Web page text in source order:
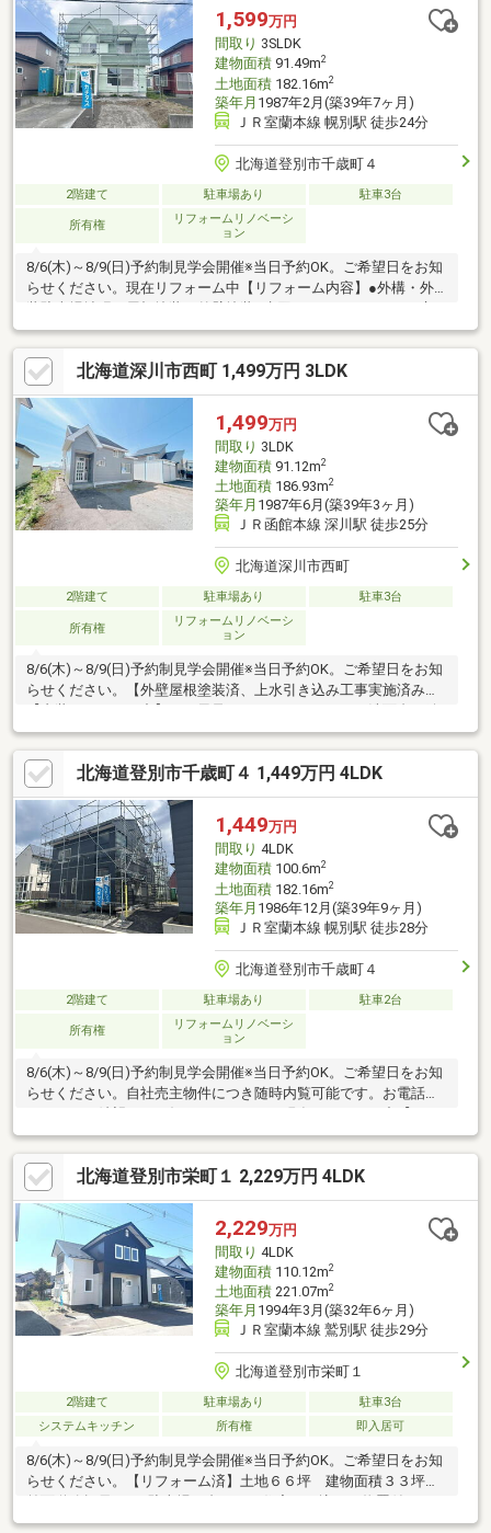
す。・雨漏り、構造上主要な部分の欠陥や・腐食、給排水管の故
障や漏水についてお引渡しより２年間保証。・返済額
1,599万円
間取り 3SLDK
建物面積91.49m2
土地面積182.16m2
築年月 1987年2月(築39年7ヶ月)
ＪＲ室蘭本線 幌別駅 徒歩24分
北海道登別市千歳町４
2階建て 駐車場あり 駐車3台
所有権
リフォームリノベーシ
ョン
8/6(木)～8/9(日)予約制見学会開催※当日予約OK。ご希望日をお知
らせください。現在リフォーム中【リフォーム内容】●外構・外
換、ユニットバス交換、トイレ交換、洗面化粧台交換●内装間取
変更、玄関扉交換、室内ドア交換、床材上張り、シューズボック
ス交換、クロス張替え、畳表替え、障子・襖張替え●その他設備
給湯器交換、インターホン設置、火災警報器設置、照明器具交換
【おすすめポイント】・本物件は条件により住宅ローン減税が適
用されます。・雨漏り、構造上主要な部分の欠陥や・腐食、給排
水管の故障や漏
北海道深川市西町 1,499万円 3LDK
1,499万円
間取り 3LDK
建物面積91.12m2
土地面積186.93m2
築年月 1987年6月(築39年3ヶ月)
ＪＲ函館本線 深川駅 徒歩25分
北海道深川市西町
2階建て 駐車場あり 駐車3台
所有権
リフォームリノベーシ
ョン
8/6(木)～8/9(日)予約制見学会開催※当日予約OK。ご希望日をお知
らせください。【外壁屋根塗装済、上水引き込み工事実施済み】
湯機新品交換・全居室 天井壁クロス張替・床フロア重ね張り・
建具全新品交換・玄関ドア新品交換【周辺施設】・深川市立深川
小学校400ｍ（徒歩5分）・深川市立深川中学校850ｍ（徒歩11分/
自転車4分）・コープさっぽろ ふかがわ店様1600ｍ（徒歩20分/車
4分）・セイコーマート 深川西町店様850ｍ（徒歩11分/車2分）・
深川市立病院1200ｍ（徒歩
北海道登別市千歳町４ 1,449万円 4LDK
1,449万円
間取り 4LDK
建物面積100.6m2
土地面積182.16m2
築年月 1986年12月(築39年9ヶ月)
ＪＲ室蘭本線 幌別駅 徒歩28分
北海道登別市千歳町４
2階建て 駐車場あり 駐車2台
所有権
リフォームリノベーシ
ョン
8/6(木)～8/9(日)予約制見学会開催※当日予約OK。ご希望日をお知
らせください。自社売主物件につき随時内覧可能です。お電話か
ォーム内容】●標準クリーニング、雨漏り点検●外構・外装屋根塗
装、外壁塗装or張替、庭木伐採●水回りシステムキッチン交換、ユ
ニットバス交換、トイレ交換、洗面化粧台交換●内装間取変更、
玄関扉交換、室内ドア（一部）交換、床材上張り、シューズボッ
クス交換、クロス張替え、畳表替え●その他設備給湯器交換、イ
ンターホン設置、火災警報器設置、照明器具交換【おすすめポイ
ント】・本物件
北海道登別市栄町１ 2,229万円 4LDK
2,229万円
間取り 4LDK
建物面積110.12m2
土地面積221.07m2
築年月 1994年3月(築32年6ヶ月)
ＪＲ室蘭本線 鷲別駅 徒歩29分
北海道登別市栄町１
2階建て 駐車場あり
駐車3台
システムキッチン
所有権 即入居可
8/6(木)～8/9(日)予約制見学会開催※当日予約OK。ご希望日をお知
らせください。【リフォーム済】土地６６坪 建物面積３３坪
のでタイヤ等を収納できます。LDK１６．５帖で各部屋収納付き